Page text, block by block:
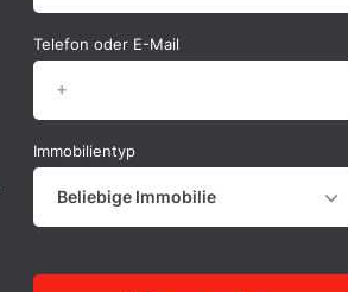
Telefon oder E-Mail
Immobilientyp
Beliebige Immobilie